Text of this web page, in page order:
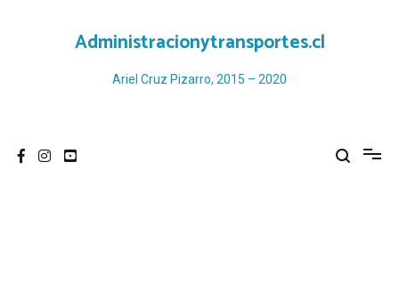
Administracionytransportes.cl
Ariel Cruz Pizarro, 2015 – 2020